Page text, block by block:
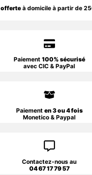
offerte à domicile à partir de
Paiement 100% sécurisé
avec CIC & PayPal
Paiement en 3 ou 4 fois
Monetico & Paypal
Contactez-nous au
04 67 17 79 57